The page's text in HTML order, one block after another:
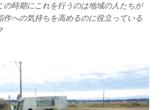
の時期にこれを行うのは地域の人たちが
作への気持ちを高めるのに役立っている